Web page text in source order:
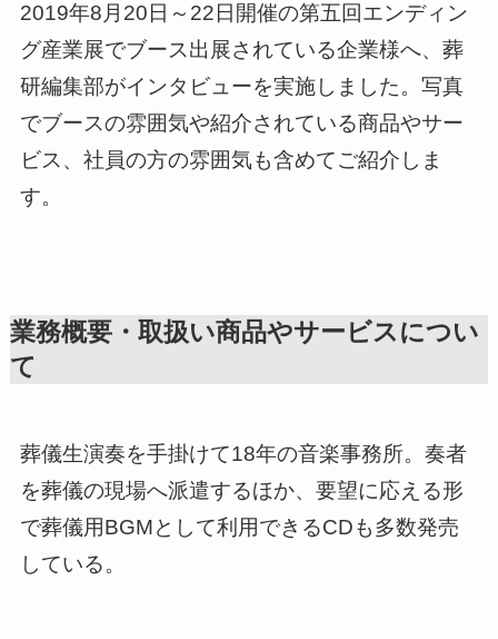
2019年8月20日～22日開催の第五回エンディン
グ産業展でブース出展されている企業様へ、葬
研編集部がインタビューを実施しました。写真
でブースの雰囲気や紹介されている商品やサー
ビス、社員の方の雰囲気も含めてご紹介しま
す。
業務概要・取扱い商品やサービスについ
て
葬儀生演奏を手掛けて18年の音楽事務所。奏者
を葬儀の現場へ派遣するほか、要望に応える形
で葬儀用BGMとして利用できるCDも多数発売
している。